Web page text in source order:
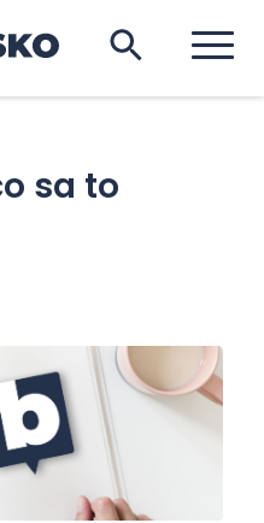
sa to